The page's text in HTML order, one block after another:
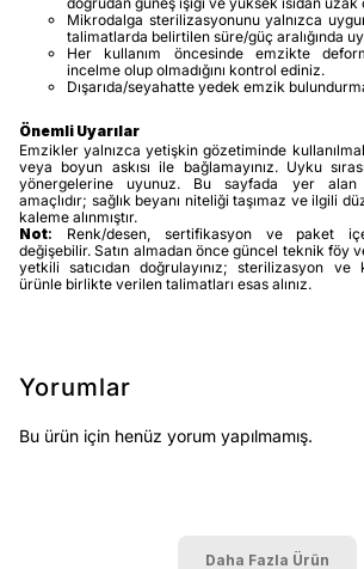
Mikrodalga sterilizasyonunu yalnızca
talimatlarda belirtilen süre/güç aralığında
Her kullanım öncesinde emzikte
incelme olup olmadığını kontrol ediniz.
Dışarıda/seyahatte yedek emzik
Önemli Uyarılar
Emzikler yalnızca yetişkin gözetiminde
veya boyun askısı ile bağlamayınız. Uyku
yönergelerine uyunuz. Bu sayfada yer alan
amaçlıdır; sağlık beyanı niteliği taşımaz ve ilgili
kaleme alınmıştır.
Not: Renk/desen, sertifikasyon ve paket
değişebilir. Satın almadan önce güncel teknik föy
yetkili satıcıdan doğrulayınız; sterilizasyon ve
ürünle birlikte verilen talimatları esas alınız.
Yorumlar
Bu ürün için henüz yorum yapılmamış.
Daha Fazla Ürün